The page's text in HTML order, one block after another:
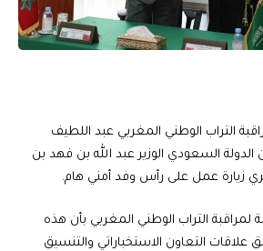
التراب الوطني المغربي عبد اللطيف
السعودي الوزير عبد الله بن فهد بن
زيارة عمل على رأس وفد أمني هام.
لمراقبة التراب الوطني المغربي بأن هذه
علاقات التعاون الاستخباراتي والتنسيق